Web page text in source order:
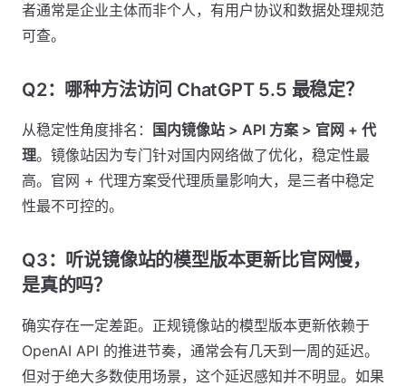
者通常是企业主体而非个人，有用户协议和数据处理规范
可查。
Q2：哪种方法访问 ChatGPT 5.5 最稳定？
从稳定性角度排名：
国内镜像站 > API 方案 > 官网 + 代
理。镜像站因为专门针对国内网络做了优化，稳定性最
高。官网 + 代理方案受代理质量影响大，是三者中稳定
性最不可控的。
Q3：听说镜像站的模型版本更新比官网慢，
是真的吗？
确实存在一定差距。正规镜像站的模型版本更新依赖于
OpenAI API 的推进节奏，通常会有几天到一周的延迟。
但对于绝大多数使用场景，这个延迟感知并不明显。如果